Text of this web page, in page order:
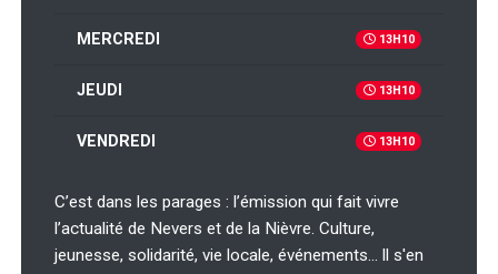
MERCREDI 13H10
JEUDI 13H10
VENDREDI 13H10
C’est dans les parages : l’émission qui fait vivre
l’actualité de Nevers et de la Nièvre. Culture,
jeunesse, solidarité, vie locale, événements… ll s'en